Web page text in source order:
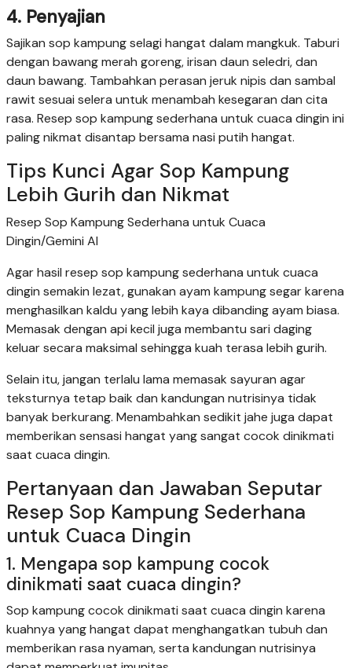
4. Penyajian
Sajikan sop kampung selagi hangat dalam mangkuk. Taburi
dengan bawang merah goreng, irisan daun seledri, dan
daun bawang. Tambahkan perasan jeruk nipis dan sambal
rawit sesuai selera untuk menambah kesegaran dan cita
rasa. Resep sop kampung sederhana untuk cuaca dingin ini
paling nikmat disantap bersama nasi putih hangat.
Tips Kunci Agar Sop Kampung
Lebih Gurih dan Nikmat
Resep Sop Kampung Sederhana untuk Cuaca
Dingin/Gemini AI
Agar hasil resep sop kampung sederhana untuk cuaca
dingin semakin lezat, gunakan ayam kampung segar karena
menghasilkan kaldu yang lebih kaya dibanding ayam biasa.
Memasak dengan api kecil juga membantu sari daging
keluar secara maksimal sehingga kuah terasa lebih gurih.
Selain itu, jangan terlalu lama memasak sayuran agar
teksturnya tetap baik dan kandungan nutrisinya tidak
banyak berkurang. Menambahkan sedikit jahe juga dapat
memberikan sensasi hangat yang sangat cocok dinikmati
saat cuaca dingin.
Pertanyaan dan Jawaban Seputar
Resep Sop Kampung Sederhana
untuk Cuaca Dingin
1. Mengapa sop kampung cocok
dinikmati saat cuaca dingin?
Sop kampung cocok dinikmati saat cuaca dingin karena
kuahnya yang hangat dapat menghangatkan tubuh dan
memberikan rasa nyaman, serta kandungan nutrisinya